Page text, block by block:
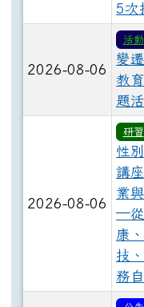
5次
2026-08-06
活動
變
教
題
2026-08-06
研習
性
講
業
─從
康
技
務